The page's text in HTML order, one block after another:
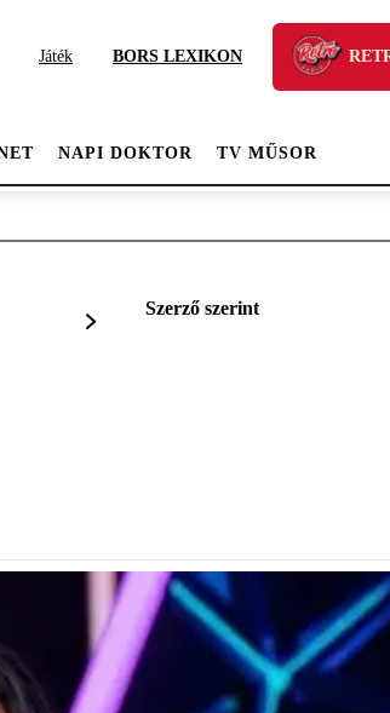
Játék BORS LEXIKON
NAPI DOKTOR TV MŰSOR
Szerző szerint